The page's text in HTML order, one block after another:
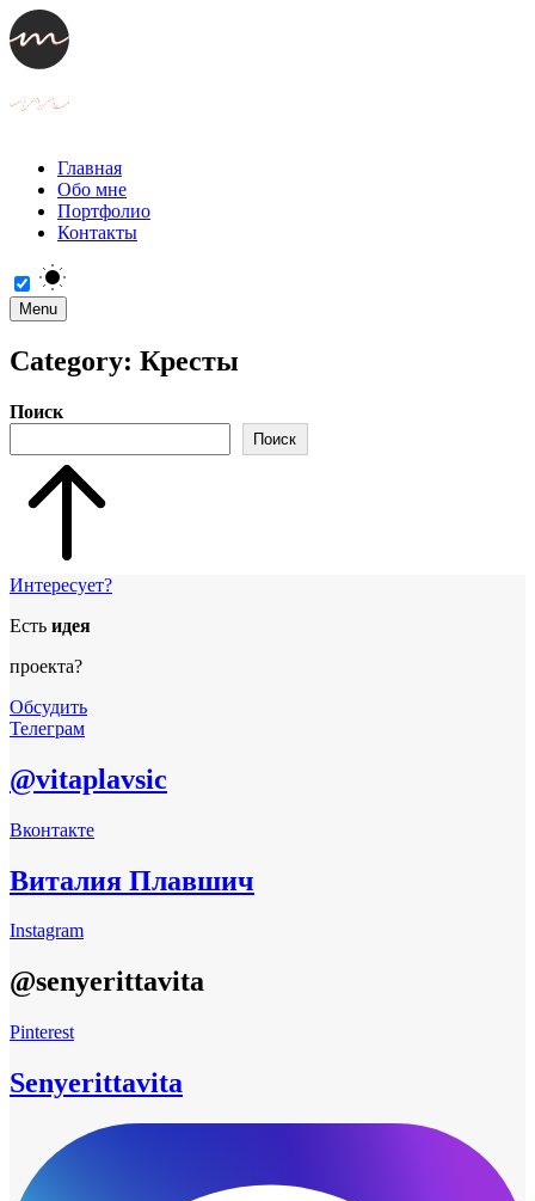
Главная
Обо мне
Портфолио
Контакты
Menu
Category: Кресты
Поиск
Поиск
Интересует?
Есть идея
проекта?
Обсудить
Телеграм
@vitaplavsic
Вконтакте
Виталия Плавшич
Instagram
@senyerittavita
Pinterest
Senyerittavita